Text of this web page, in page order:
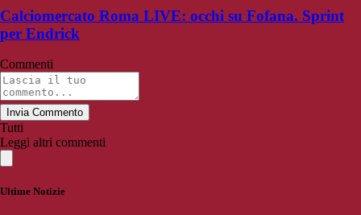
Calciomercato Roma LIVE: occhi su Fofana. Sprint
per Endrick
Commenti
Invia Commento
Tutti
Leggi altri commenti
Ultime Notizie